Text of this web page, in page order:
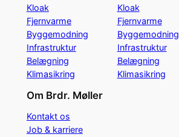
Kloak
Fjernvarme
Byggemodning
Infrastruktur
Belægning
Klimasikring
Kloak
Fjernvarme
Byggemodning
Infrastruktur
Belægning
Klimasikring
Om Brdr. Møller
Kontakt os
Job & karriere